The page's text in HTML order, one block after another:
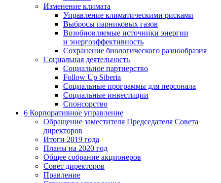
Изменение климата
Управление климатическими рисками
Выбросы парниковых газов
Возобновляемые источники энергии
и энергоэффективность
Сохранение биологического разнообразия
Социальная деятельность
Социальное партнерство
Follow Up Siberia
Социальные программы для персонала
Социальные инвестиции
Спонсорство
6 Корпоративное управление
Обращение заместителя Председателя Совета
директоров
Итоги 2019 года
Планы на 2020 год
Общее собрание акционеров
Совет директоров
Правление